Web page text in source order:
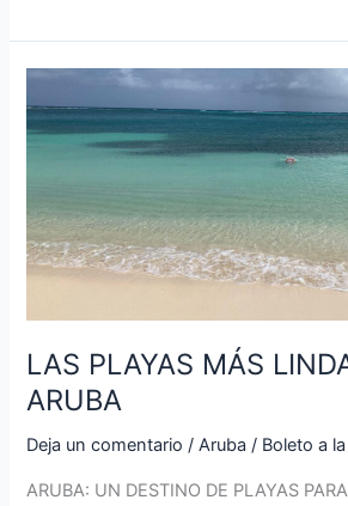
LAS PLAYAS MÁS
ARUBA
Deja un comentario /Aruba / Boleto a
ARUBA: UN DESTINO DE PLAYAS
LAS
PLAYAS
MÁS
ARUBA